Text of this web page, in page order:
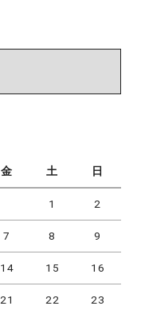
金 土 日
1 2
7 8 9
14 15 16
21 22 23